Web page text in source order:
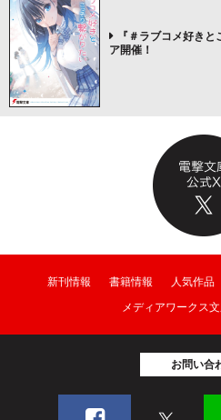
『＃ラブコメ好き
ア開催！
新刊情報 書籍情報 人気作品
メディアワークス
お問い合